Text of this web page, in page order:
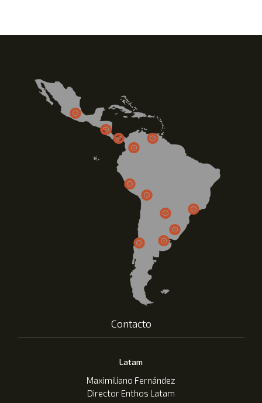
Contacto
Latam
Maximiliano Fernández
Director Enthos Latam